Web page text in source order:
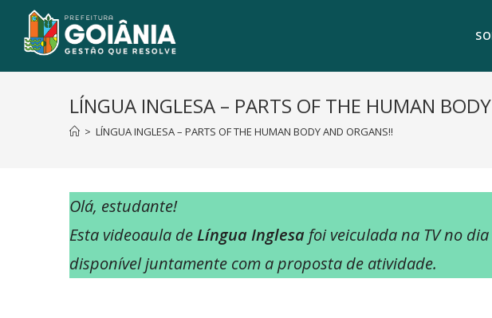
LÍNGUA INGLESA – PARTS OF THE HUMAN
> LÍNGUA INGLESA – PARTS OF THE HUMAN BODY AND ORGANS!!
Olá, estudante!
Esta videoaula deLíngua Inglesa foi veiculada na TV no dia
disponível juntamente com a proposta de atividade.